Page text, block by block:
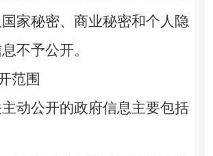
家秘密、商业秘密和个人隐
不予公开。
范围
动公开的政府信息主要包括